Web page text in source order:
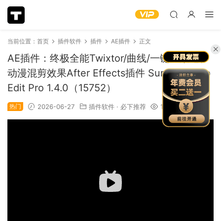
当前位置： 首页 插件软件 插件 AE插件 正文
AE插件：终极全能Twixtor/曲线/一键渲染电影
动漫混剪效果After Effects插件 Sundx – Auto
Edit Pro 1.4.0（15752）
热门 2026-06-27 插件软件 · 必下推荐 1.57k